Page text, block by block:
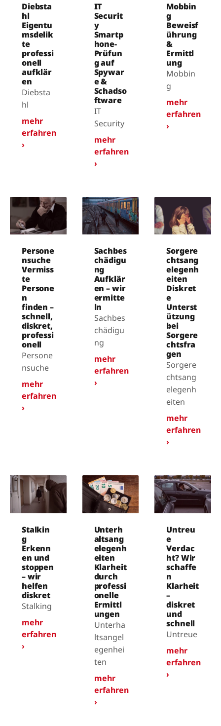
Diebsta
hl
Eigentu
msdelik
te
professi
onell
aufklär
en
Diebsta
hl
mehr
erfahren
›
IT
Securit
y
Smartp
hone-
Prüfun
g auf
Spywar
e &
Schadso
ftware
IT
Security
mehr
erfahren
›
Mobbin
g
Beweisf
ührung
&
Ermittl
ung
Mobbin
g
mehr
erfahren
›
Persone
nsuche
Vermiss
te
Persone
n
finden –
schnell,
diskret,
professi
onell
Persone
nsuche
mehr
erfahren
›
Sachbes
chädigu
ng
Aufklär
en – wir
ermitte
ln
Sachbes
chädigu
ng
mehr
erfahren
›
Sorgere
chtsang
elegenh
eiten
Diskret
e
Unterst
ützung
bei
Sorgere
chtsfra
gen
Sorgere
chtsang
elegenh
eiten
mehr
erfahren
›
Stalkin
g
Erkenn
en und
stoppen
– wir
helfen
diskret
Stalking
mehr
erfahren
›
Unterh
altsang
elegenh
eiten
Klarheit
durch
professi
onelle
Ermittl
ungen
Unterha
ltsangel
egenhei
ten
mehr
erfahren
›
Untreu
e
Verdac
ht? Wir
schaffe
n
Klarheit
–
diskret
und
schnell
Untreue
mehr
erfahren
›